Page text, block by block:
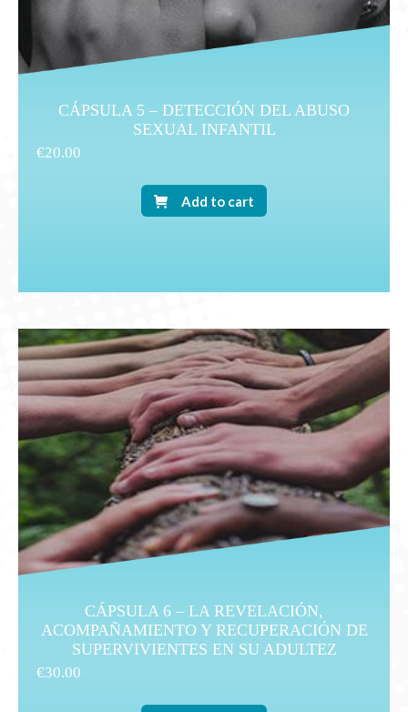
CÁPSULA 5 – DETECCIÓN DEL ABUSO
SEXUAL INFANTIL
€20.00
Add to cart
CÁPSULA 6 – LA REVELACIÓN,
ACOMPAÑAMIENTO Y RECUPERACIÓN DE
SUPERVIVIENTES EN SU ADULTEZ
€30.00